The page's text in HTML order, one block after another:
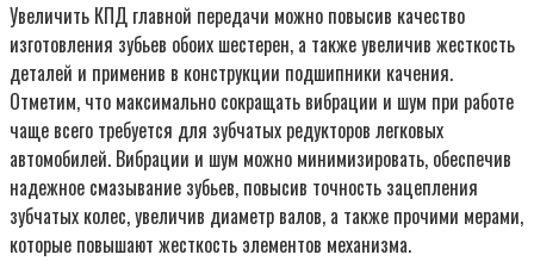
Увеличить КПД главной передачи можно повысив качество
изготовления зубьев обоих шестерен, а также увеличив жесткость
деталей и применив в конструкции подшипники качения.
Отметим, что максимально сокращать вибрации и шум при работе
чаще всего требуется для зубчатых редукторов легковых
автомобилей. Вибрации и шум можно минимизировать, обеспечив
надежное смазывание зубьев, повысив точность зацепления
зубчатых колес, увеличив диаметр валов, а также прочими мерами,
которые повышают жесткость элементов механизма.